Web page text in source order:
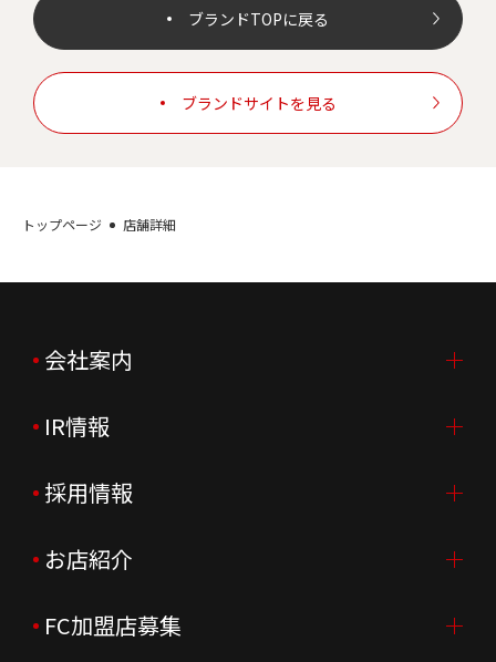
ブランドTOPに戻る
ブランドサイトを見る
トップページ 店舗詳細
会社案内
会社案内TOP
ご挨拶
会社概要
会社沿革
IR情報
IR情報TOP
ニュースリリース
月次売上
採用情報
採用情報TOP
新卒採用
お店紹介
店舗を探す・予約する
FC加盟店募集